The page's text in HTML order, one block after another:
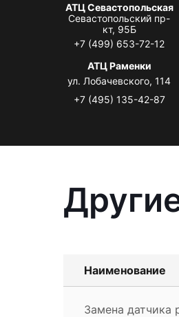
АТЦ Севастопольская
Севастопольский пр-
кт, 95Б
+7 (499) 653-72-12
АТЦ Раменки
ул. Лобачевского, 114
+7 (495) 135-42-87
Наименование
Замена датчика